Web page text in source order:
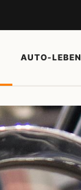
AUTO-LEBEN